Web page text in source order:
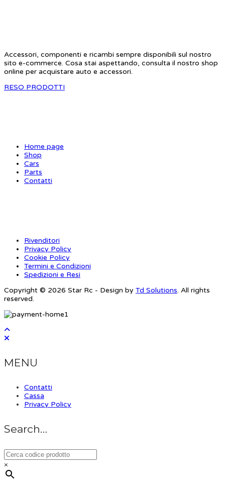
Accessori, componenti e ricambi sempre disponibili sul nostro
sito e-commerce. Cosa stai aspettando, consulta il nostro shop
online per acquistare auto e accessori.
RESO PRODOTTI
Home page
Shop
Cars
Parts
Contatti
Rivenditori
Privacy Policy
Cookie Policy
Termini e Condizioni
Spedizioni e Resi
Copyright © 2026 Star Rc - Design by Td Solutions. All rights
reserved.
MENU
Contatti
Cassa
Privacy Policy
Search…
×